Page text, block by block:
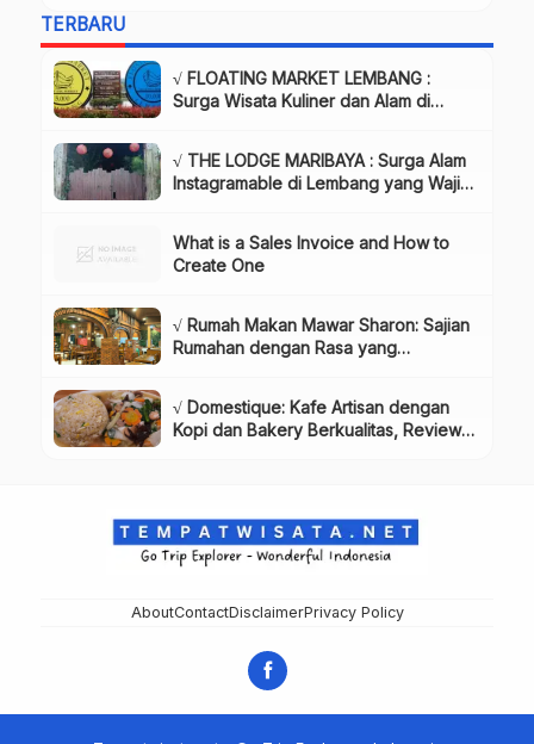
TERBARU
√ FLOATING MARKET LEMBANG :
Surga Wisata Kuliner dan Alam di
√ THE LODGE MARIBAYA : Surga Alam
Instagramable di Lembang yang Wajib
What is a Sales Invoice and How to
Create One
√ Rumah Makan Mawar Sharon: Sajian
Rumahan dengan Rasa yang
√ Domestique: Kafe Artisan dengan
Kopi dan Bakery Berkualitas, Review
AboutContactDisclaimerPrivacy Policy